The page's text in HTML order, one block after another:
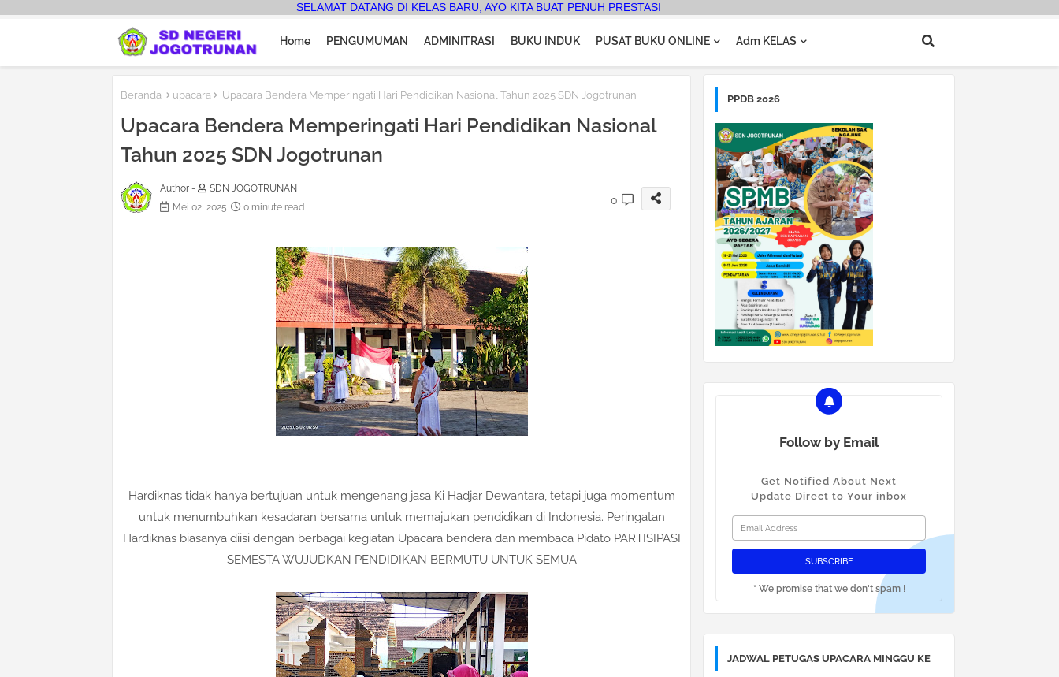
SELAMAT DATANG DI KELAS BARU, AYO KITA BUAT PENUH PRESTASI
Home PENGUMUMAN ADMINITRASI BUKU INDUK PUSAT BUKU ONLINE Adm KELAS
Beranda upacara Upacara Bendera Memperingati Hari Pendidikan Nasional Tahun 2025 SDN Jogotrunan
Upacara Bendera Memperingati Hari Pendidikan Nasional
Tahun 2025 SDN Jogotrunan
Author -
SDN JOGOTRUNAN
Mei 02, 2025
0 minute read
0
Hardiknas tidak hanya bertujuan untuk mengenang jasa Ki Hadjar Dewantara, tetapi juga momentum
untuk menumbuhkan kesadaran bersama untuk memajukan pendidikan di Indonesia. Peringatan
Hardiknas biasanya diisi dengan berbagai kegiatan Upacara bendera dan membaca Pidato PARTISIPASI
SEMESTA WUJUDKAN PENDIDIKAN BERMUTU UNTUK SEMUA
PPDB 2026
Follow by Email
Get Notified About Next
Update Direct to Your inbox
* We promise that we don't spam !
JADWAL PETUGAS UPACARA MINGGU KE